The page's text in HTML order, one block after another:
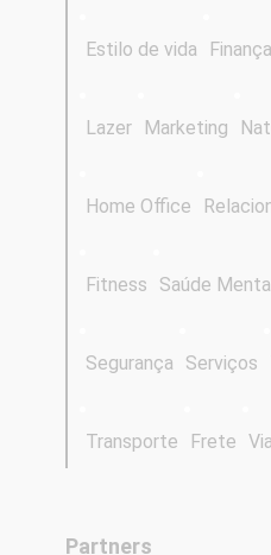
Estilo de vida
Lazer Marketing
Home Office
Fitness Saúde
Segurança Serviços
Transporte Frete
Partners